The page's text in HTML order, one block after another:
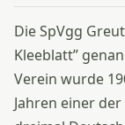
Die SpVgg
Kleeblatt”
Verein wurde
Jahren einer